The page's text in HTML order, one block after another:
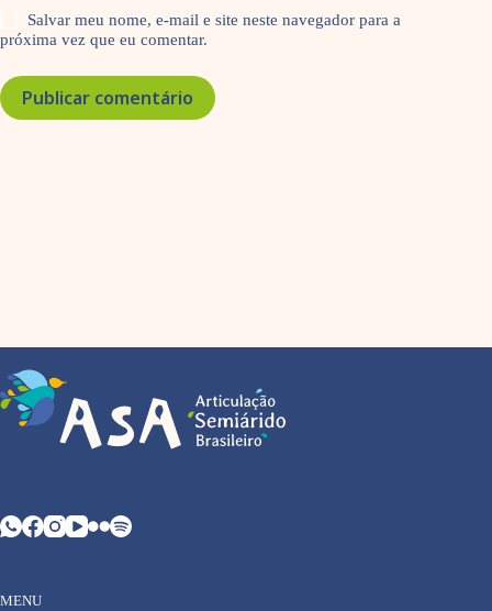
Salvar meu nome, e-mail e site neste navegador para a
próxima vez que eu comentar.
Publicar comentário
MENU